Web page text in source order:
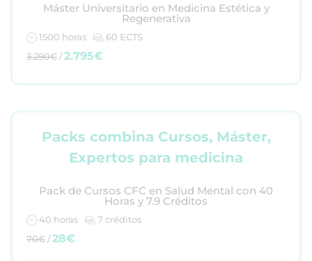
Máster Universitario en Medicina Estética y
Regenerativa
1500 horas
60 ECTS
3.290€/2.795€
Packs combina Cursos, Máster,
Expertos para medicina
Pack de Cursos CFC en Salud Mental con 40
Horas y 7.9 Créditos
40 horas
7 créditos
70€/28€